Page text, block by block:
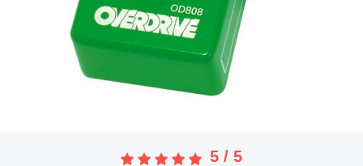
5 / 5